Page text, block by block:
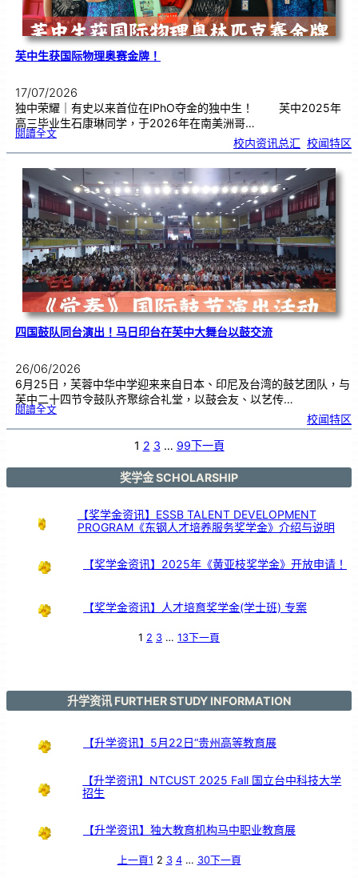
芙中生获国际物理奥赛金牌！
17/07/2026
独中荣耀｜有史以来首位在IPhO夺金的独中生！ 芙中2025年
高三毕业生石康琳同学，于2026年在南美洲哥…
閱讀全文:芙
生
获
际
物
理
赛
金
牌
！
校内资讯总汇 校闻特区
四国鼓队同台演出！马日印台在芙中大舞台以鼓交流
26/06/2026
6月25日，芙蓉中华中学迎来来自日本、印尼及台湾的鼓艺团队，与
芙中二十四节令鼓队齐聚综合礼堂，以鼓会友、以艺传…
閱讀全文:四
队
日
在
校闻特区
1 2 3 … 99下一頁
奖学金 SCHOLARSHIP
【奖学金资讯】ESSB TALENT DEVELOPMENT
PROGRAM《东钢人才培养服务奖学金》介绍与说明
【奖学金资讯】2025年《黄亚枝奖学金》开放申请！
【奖学金资讯】人才培育奖学金(学士班) 专案
1 2 3 … 13下一頁
升学资讯 FURTHER STUDY INFORMATION
【升学资讯】5月22日“贵州高等教育展
【升学资讯】NTCUST 2025 Fall 国立台中科技大学
招生
【升学资讯】独大教育机构马中职业教育展
上一頁1 2 3 4 … 30下一頁